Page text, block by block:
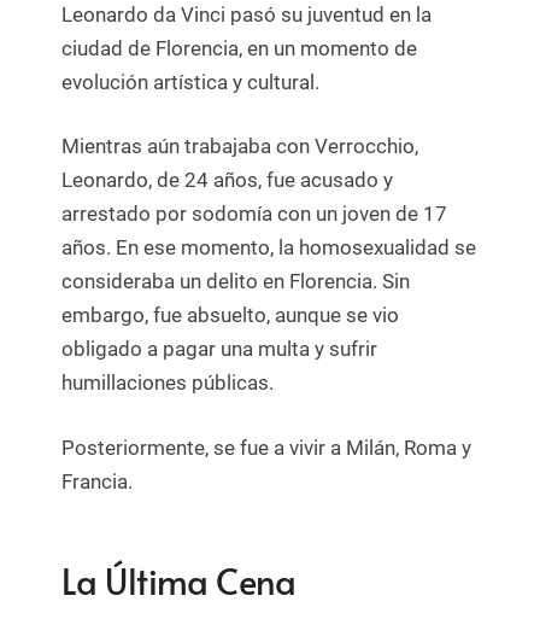
Leonardo da Vinci pasó su juventud en la
ciudad de Florencia, en un momento de
evolución artística y cultural.
Mientras aún trabajaba con Verrocchio,
Leonardo, de 24 años, fue acusado y
arrestado por sodomía con un joven de 17
años. En ese momento, la homosexualidad se
consideraba un delito en Florencia. Sin
embargo, fue absuelto, aunque se vio
obligado a pagar una multa y sufrir
humillaciones públicas.
Posteriormente, se fue a vivir a Milán, Roma y
Francia.
La Última Cena